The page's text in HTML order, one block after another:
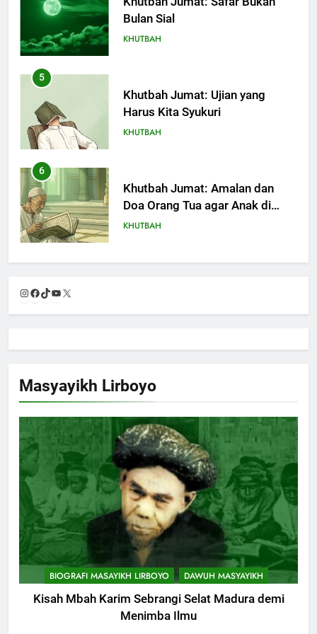
Bulan Sial
KHUTBAH
5
Khutbah Jumat: Ujian yang
Harus Kita Syukuri
KHUTBAH
6
Khutbah Jumat: Amalan dan
Doa Orang Tua agar Anak di
Pondok Pesantren Sukses Dunia
KHUTBAH
7
Muharam
Khutbah Jumat: Mereka yang
Mendapat Predikat Haji Mabrur
KHUTBAH
10
Khutbah Jumat: Hak Penting
Yang Harus Kita Berikan Kepada
Istri
KHUTBAH
Instagram
Facebook
TikTok
YouTube
Masyayikh Lirboyo
BIOGRAFI MASAYIKH LIRBOYO DAWUH MASYAYIKH
Kisah Mbah Karim Sebrangi Selat Madura demi
Menimba Ilmu